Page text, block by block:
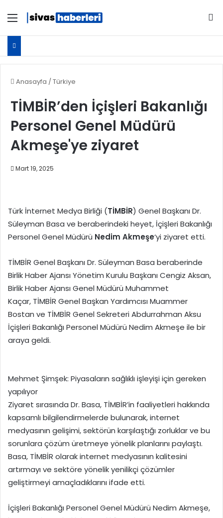
Menü
Anasayfa / Türkiye
TİMBİR’den İçişleri Bakanlığı
Personel Genel Müdürü
Akmeşe'ye ziyaret
Mart 19, 2025
Türk İnternet Medya Birliği (TİMBİR) Genel Başkanı Dr.
Süleyman Basa ve beraberindeki heyet, İçişleri Bakanlığı
Personel Genel Müdürü Nedim Akmeşe‘yi ziyaret etti.
TİMBİR Genel Başkanı Dr. Süleyman Basa beraberinde
Birlik Haber Ajansı Yönetim Kurulu Başkanı Cengiz Aksan,
Birlik Haber Ajansı Genel Müdürü Muhammet
Kaçar, TİMBİR Genel Başkan Yardımcısı Muammer
Bostan ve TİMBİR Genel Sekreteri Abdurrahman Aksu
İçişleri Bakanlığı Personel Müdürü Nedim Akmeşe ile bir
araya geldi.
Mehmet Şimşek: Piyasaların sağlıklı işleyişi için gereken
yapılıyor
Ziyaret sırasında Dr. Basa, TİMBİR’in faaliyetleri hakkında
kapsamlı bilgilendirmelerde bulunarak, internet
medyasının gelişimi, sektörün karşılaştığı zorluklar ve bu
sorunlara çözüm üretmeye yönelik planlarını paylaştı.
Basa, TİMBİR olarak internet medyasının kalitesini
artırmayı ve sektöre yönelik yenilikçi çözümler
geliştirmeyi amaçladıklarını ifade etti.
İçişleri Bakanlığı Personel Genel Müdürü Nedim Akmeşe,